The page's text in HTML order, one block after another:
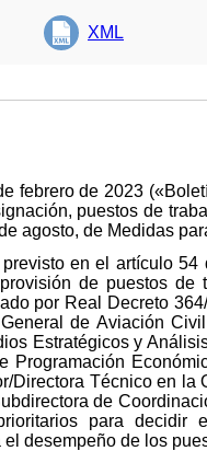
XML
febrero de 2023
puestos de
agosto, de Medidas
en el artículo
de puestos de
por Real Decreto
de Aviación
Estratégicos y
Programación
Directora Técnico en
de
para decidir
desempeño de los